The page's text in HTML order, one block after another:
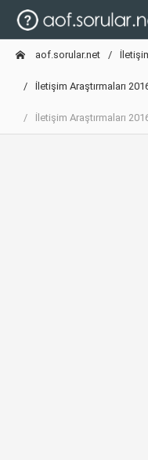
aof.sorular.net
İletişim Araştırmaları
İletişim Araştırmaları